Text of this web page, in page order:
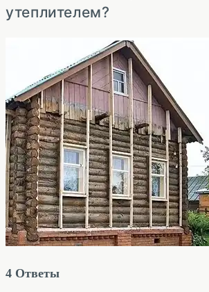
утеплителем?
4 Ответы